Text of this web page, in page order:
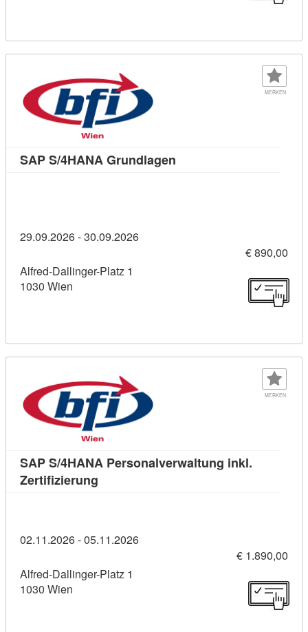
MERKEN
SAP S/4HANA Grundlagen
29.09.2026 - 30.09.2026
€ 890,00
Alfred-Dallinger-Platz 1
1030 Wien
MERKEN
SAP S/4HANA Personalverwaltung inkl.
Zertifizierung
02.11.2026 - 05.11.2026
€ 1.890,00
Alfred-Dallinger-Platz 1
1030 Wien